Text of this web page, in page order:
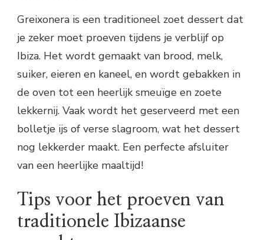
Greixonera is een traditioneel zoet dessert dat
je zeker moet proeven tijdens je verblijf op
Ibiza. Het wordt gemaakt van brood, melk,
suiker, eieren en kaneel, en wordt gebakken in
de oven tot een heerlijk smeuïge en zoete
lekkernij. Vaak wordt het geserveerd met een
bolletje ijs of verse slagroom, wat het dessert
nog lekkerder maakt. Een perfecte afsluiter
van een heerlijke maaltijd!
Tips voor het proeven van
traditionele Ibizaanse